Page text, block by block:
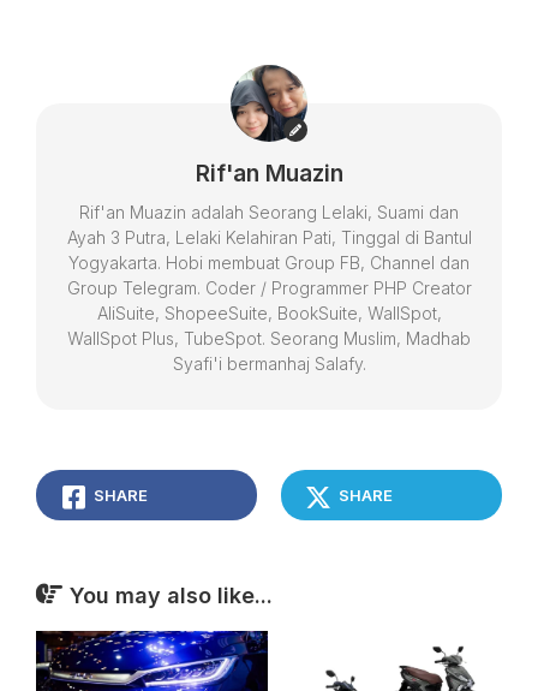
Rif'an Muazin
Rif'an Muazin adalah Seorang Lelaki, Suami dan
Ayah 3 Putra, Lelaki Kelahiran Pati, Tinggal di Bantul
Yogyakarta. Hobi membuat Group FB, Channel dan
Group Telegram. Coder / Programmer PHP Creator
AliSuite, ShopeeSuite, BookSuite, WallSpot,
WallSpot Plus, TubeSpot. Seorang Muslim, Madhab
Syafi'i bermanhaj Salafy.
SHARE SHARE
You may also like...